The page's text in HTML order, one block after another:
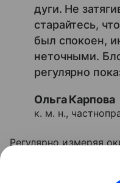
дуги. Не
старайтесь,
был спокоен,
неточными.
регулярно
Ольга Карпова
к. м. н.,
Регулярно измеряя
роста. Такие